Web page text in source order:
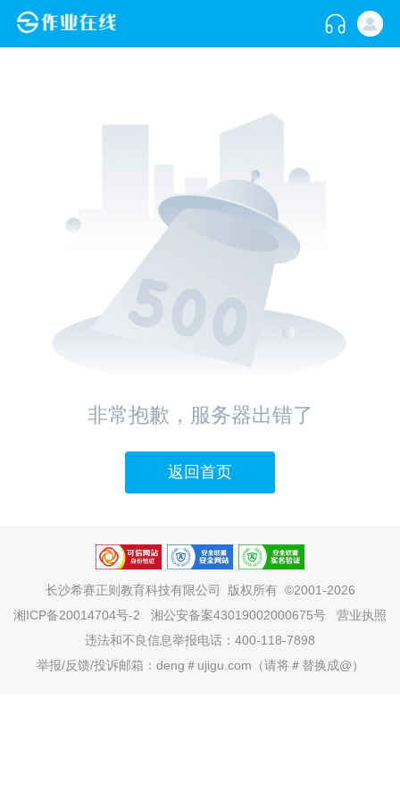
非常抱歉，服务器出错了
返回首页
长沙希赛正则教育科技有限公司
版权所有 ©2001-2026
湘ICP备20014704号-2
湘公安备案43019002000675号
营业执照
违法和不良信息举报电话：400-118-7898
举报/反馈/投诉邮箱：deng＃ujigu.com（请将＃替换成@）